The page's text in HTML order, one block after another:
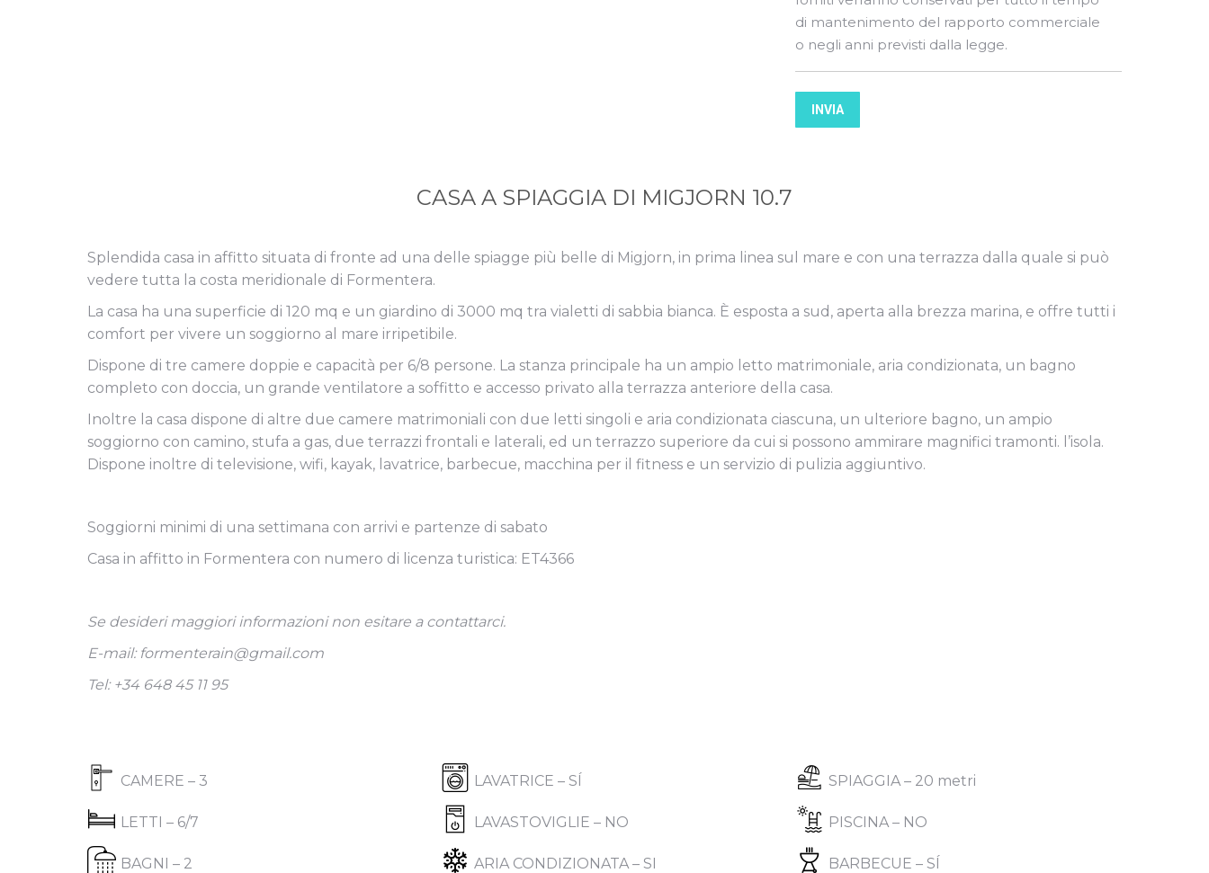
di mantenimento del rapporto commerciale
o negli anni previsti dalla legge.
INVIA
CASA A SPIAGGIA DI MIGJORN 10.7
Splendida casa in affitto situata di fronte ad una delle spiagge più belle di Migjorn, in prima linea sul mare e con una terrazza dalla quale si può
vedere tutta la costa meridionale di Formentera.
La casa ha una superficie di 120 mq e un giardino di 3000 mq tra vialetti di sabbia bianca. È esposta a sud, aperta alla brezza marina, e offre tutti i
comfort per vivere un soggiorno al mare irripetibile.
Dispone di tre camere doppie e capacità per 6/8 persone. La stanza principale ha un ampio letto matrimoniale, aria condizionata, un bagno
completo con doccia, un grande ventilatore a soffitto e accesso privato alla terrazza anteriore della casa.
Inoltre la casa dispone di altre due camere matrimoniali con due letti singoli e aria condizionata ciascuna, un ulteriore bagno, un ampio
soggiorno con camino, stufa a gas, due terrazzi frontali e laterali, ed un terrazzo superiore da cui si possono ammirare magnifici tramonti. l’isola.
Dispone inoltre di televisione, wifi, kayak, lavatrice, barbecue, macchina per il fitness e un servizio di pulizia aggiuntivo.
Soggiorni minimi di una settimana con arrivi e partenze di sabato
Casa in affitto in Formentera con numero di licenza turistica: ET4366
Se desideri maggiori informazioni non esitare a contattarci.
E-mail: formenterain@gmail.com
Tel: +34 648 45 11 95
CAMERE – 3
LETTI – 6/7
BAGNI – 2
LAVATRICE – SÍ
LAVASTOVIGLIE – NO
ARIA CONDIZIONATA – SI
SPIAGGIA – 20 metri
PISCINA – NO
BARBECUE – SÍ